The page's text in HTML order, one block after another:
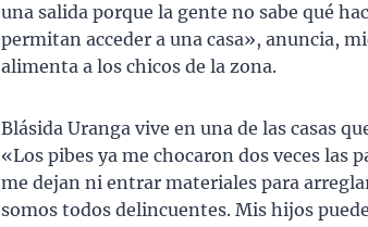
una salida porque la gente no sabe qué
permitan acceder a una casa», anuncia,
alimenta a los chicos de la zona.
Blásida Uranga vive en una de las casas
«Los pibes ya me chocaron dos veces las
me dejan ni entrar materiales para
somos todos delincuentes. Mis hijos